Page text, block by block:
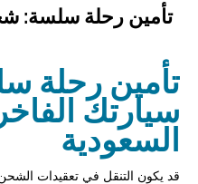
تأمين رحلة سلسة:
تأمين رحلة
سيارتك
السعودية
قد يكون التنقل في تعقيدات